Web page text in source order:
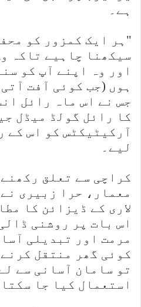
ہے۔
"ہر ایک کمزور کو
سیکھنا چاہیے تاکہ
اور وہ اپنے آپ کو
ہوں (جب کوئی آفت آتی
کا رائل گولڈ میڈل
آرکیٹیکٹس کو اس کے
لیے۔
کراچی سے تعلق
معمار، حرا زبیری
لاری کے ڈیزائن کا
اس بات پر روشنی
مرمت اور تبدیلی
کوئی گھر منتقل
تو سامان آسانی سے
استعمال کیا جا